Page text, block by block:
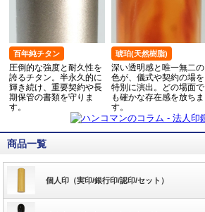
百年純チタン
圧倒的な強度と耐久性を
誇るチタン。半永久的に
輝き続け、重要契約や長
期保管の書類を守りま
す。
琥珀(天然樹脂)
深い透明感と唯一無二の
色が、儀式や契約の場を
特別に演出。どの場面で
も確かな存在感を放ちま
す。
商品一覧
個人印（実印/銀行印/認印/セット）